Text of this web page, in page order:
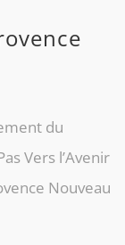
du
Vers l’Avenir
Nouveau